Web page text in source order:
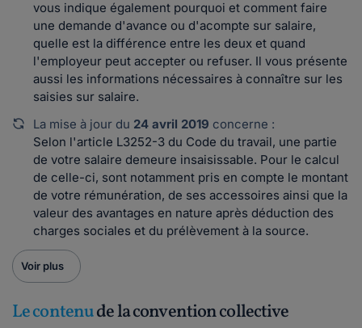
vous indique également pourquoi et comment faire
une demande d'avance ou d'acompte sur salaire,
quelle est la différence entre les deux et quand
l'employeur peut accepter ou refuser. Il vous présente
aussi les informations nécessaires à connaître sur les
saisies sur salaire.
La mise à jour du 24 avril 2019 concerne :
Selon l'article L3252-3 du Code du travail, une partie
de votre salaire demeure insaisissable. Pour le calcul
de celle-ci, sont notamment pris en compte le montant
de votre rémunération, de ses accessoires ainsi que la
valeur des avantages en nature après déduction des
charges sociales et du prélèvement à la source.
Voir plus
Le contenude la convention collective